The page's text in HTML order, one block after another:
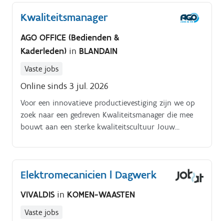
voedselveiligheid, kwaliteitsnormen, productiepraktijk
en klantverwachtingen.
Kwaliteitsmanager
AGO OFFICE (Bedienden &
Kaderleden) in BLANDAIN
Vaste jobs
Online sinds 3 jul. 2026
Voor een innovatieve productievestiging zijn we op
zoek naar een gedreven Kwaliteitsmanager die mee
bouwt aan een sterke kwaliteitscultuur Jouw
verantwoordelijk voor het uitwerken, bewaken en
verder optimaliseren van het kwaliteitsbeleid.
Elektromecanicien l Dagwerk
VIVALDIS in KOMEN-WAASTEN
Vaste jobs